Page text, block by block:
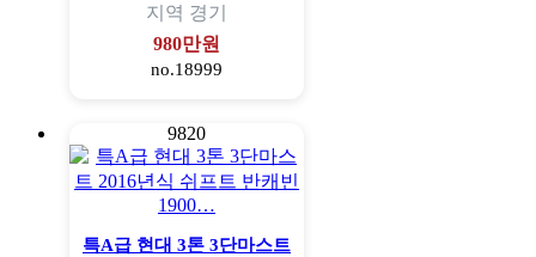
지역 경기
980만원
no.18999
9820
특A급 현대 3톤 3단마스트